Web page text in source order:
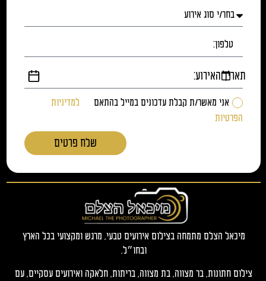
תאריך האירוע:
אני מאשר/ת קבלת עדכונים במייל בהתאם
למדיניות
הפרטיות
שלח פרטים
מיכאל הצלם מתמחה בצילום אירועים טבעי, מרגש ומקצועי בכל הארץ
ובחו״ל.
צילום חתונות, בר מצווה, בת מצווה, בריתות, חלאקה ואירועים עסקיים, עם